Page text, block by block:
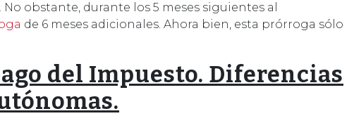
obstante, durante los 5 meses siguientes al
de 6 meses adicionales. Ahora bien, esta prórroga sólo
del Impuesto. Diferencias